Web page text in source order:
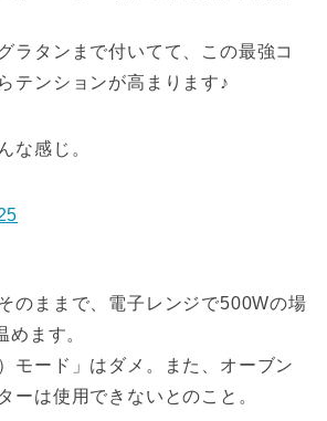
ラタンまで付いてて、この最強コ
テンションが高まります♪
な感じ。
のままで、電子レンジで500Wの場
ます。
モード」はダメ。また、オーブン
ーは使用できないとのこと。